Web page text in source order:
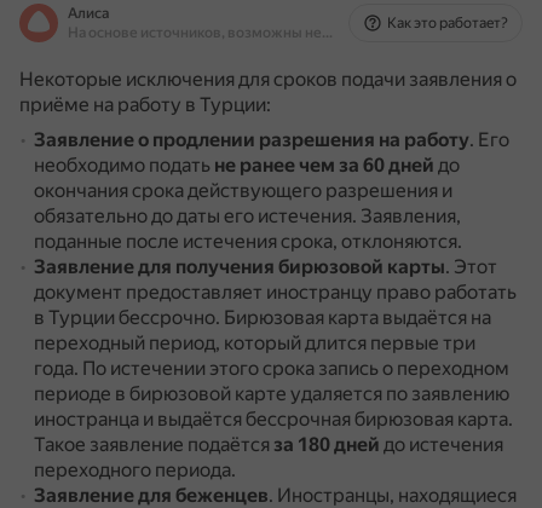
Алиса
На основе источников, возможны неточности
Как это работает?
Некоторые исключения для сроков подачи заявления о
приёме на работу в Турции:
Заявление о продлении разрешения на работу. Его
необходимо подать не ранее чем за 60 дней до
окончания срока действующего разрешения и
обязательно до даты его истечения. Заявления,
поданные после истечения срока, отклоняются.
Заявление для получения бирюзовой карты. Этот
документ предоставляет иностранцу право работать
в Турции бессрочно. Бирюзовая карта выдаётся на
переходный период, который длится первые три
года. По истечении этого срока запись о переходном
периоде в бирюзовой карте удаляется по заявлению
иностранца и выдаётся бессрочная бирюзовая карта.
Такое заявление подаётся за 180 дней до истечения
переходного периода.
Заявление для беженцев. Иностранцы, находящиеся